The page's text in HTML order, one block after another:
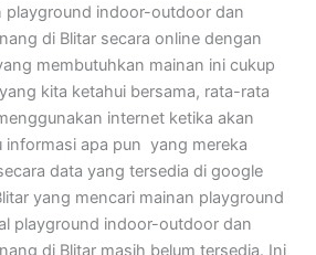
playground indoor-outdoor dan
di Blitar secara online dengan
membutuhkan mainan ini cukup
kita ketahui bersama, rata-rata
internet ketika akan
informasi apa pun yang mereka
data yang tersedia di google
yang mencari mainan playground
playground indoor-outdoor dan
di Blitar masih belum tersedia. Ini